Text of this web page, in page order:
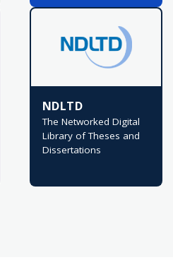
NDLTD
The Networked Digital
Library of Theses and
Dissertations